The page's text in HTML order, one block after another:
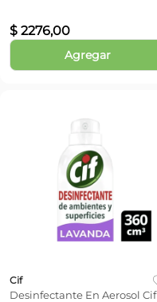
$ 2276,00
Agregar
Cif
Desinfectante En Aerosol Cif